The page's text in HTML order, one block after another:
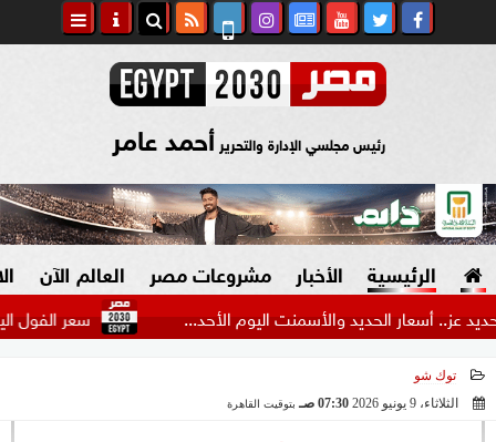
رئيس مجلسي الإدارة والتحرير أحمد عامر
الرئيسية الأخبار
السياسة
مشروعات مصر العالم الآن
سعر الفول اليوم الأحد الحديد والأسمنت اليوم الأحد...
توك شو
الثلاثاء، 9 يونيو 2026
07:30 صـ بتوقيت القاهرة